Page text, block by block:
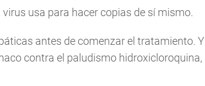
usa para hacer copias de sí mismo.
antes de comenzar el tratamiento.
contra el paludismo hidroxicloroquina,